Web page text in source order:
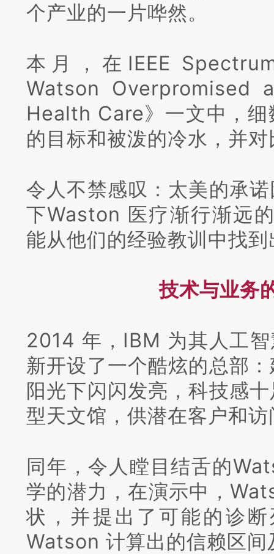
个产业的一片哗然。
本月，在IEEE
Watson Overpromised
Health Care》一文中，
的目标和被泼的冷水，并
令人不禁感叹： 太美的承
下Waston 医疗渐行渐远
能从他们的经验教训中找
技术与业务
2014 年，IBM 为其人工
新开设了一个酷炫的总部：
阳光下闪闪发亮，科技感
型天文馆，供潜在客户和
同年，令人瞠目结舌的
学的潜力，在演示中，
状，并提出了可能的诊
Watson 计算出的信赖区